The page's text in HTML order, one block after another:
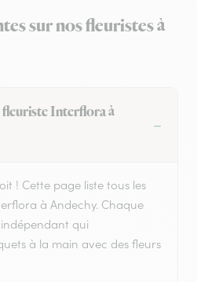
sur nos fleuristes à
Interflora à
! Cette page liste tous les
à Andechy. Chaque
qui
à la main avec des fleurs